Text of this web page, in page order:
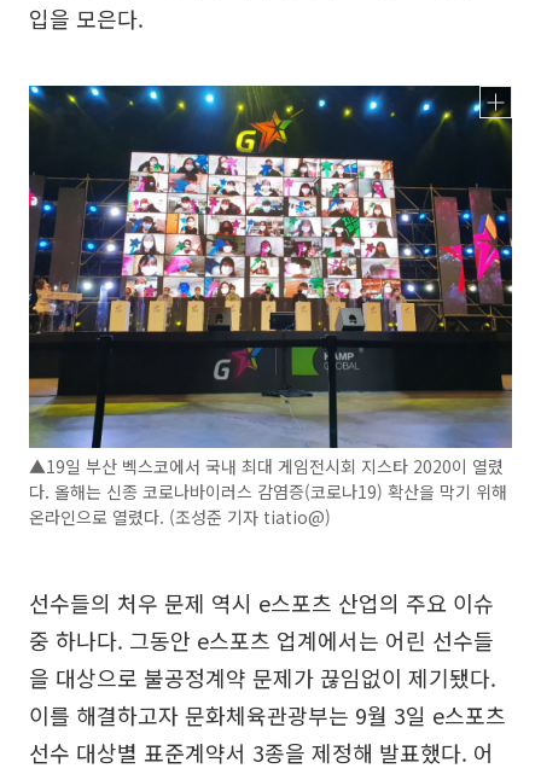
입을 모은다.
▲19일 부산 벡스코에서 국내 최대 게임전시회 지스타 2020이 열렸
다. 올해는 신종 코로나바이러스 감염증(코로나19) 확산을 막기 위해
온라인으로 열렸다. (조성준 기자 tiatio@)
선수들의 처우 문제 역시 e스포츠 산업의 주요 이슈
중 하나다. 그동안 e스포츠 업계에서는 어린 선수들
을 대상으로 불공정계약 문제가 끊임없이 제기됐다.
이를 해결하고자 문화체육관광부는 9월 3일 e스포츠
선수 대상별 표준계약서 3종을 제정해 발표했다. 어